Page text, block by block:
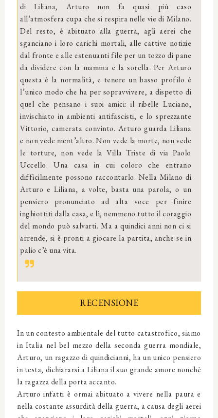
di Liliana, Arturo non fa quasi più caso
all’atmosfera cupa che si respira nelle vie di Milano.
Del resto, è abituato alla guerra, agli aerei che
sganciano i loro carichi mortali, alle cattive notizie
dal fronte e alle estenuanti file per un tozzo di pane
da dividere con la mamma e la sorella. Per Arturo
questa è la normalità, e tenere un basso profilo è
l’unico modo che ha per sopravvivere, a dispetto di
quel che pensano i suoi amici: il ribelle Luciano,
invischiato in ambienti antifascisti, e lo sprezzante
Vittorio, camerata convinto. Arturo guarda Liliana
e non vede nient’altro. Non vede la morte, non vede
le torture, non vede la Villa Triste di via Paolo
Uccello. Una casa in cui coloro che entrano
difficilmente possono raccontarlo. Nella Milano di
Arturo e Liliana, a volte, basta una parola, o un
pensiero pronunciato ad alta voce per finire
inghiottiti dalla casa, e lì, nemmeno tutto il coraggio
del mondo può salvarti. Ma a quindici anni non ci si
arrende, si è pronti a giocare la partita, anche se in
palio c’è una vita.
RECENSIONE
In un contesto ambientale del tutto catastrofico, siamo
in Italia nel bel mezzo della seconda guerra mondiale,
Arturo, un ragazzo di quindicianni, ha un unico pensiero
in testa, dichiararsi a Liliana il suo grande amore nonchè
la ragazza della porta accanto.
Arturo infatti è ormai abituato a vivere nella paura e
nella costante assurdità della guerra, a causa degli aerei